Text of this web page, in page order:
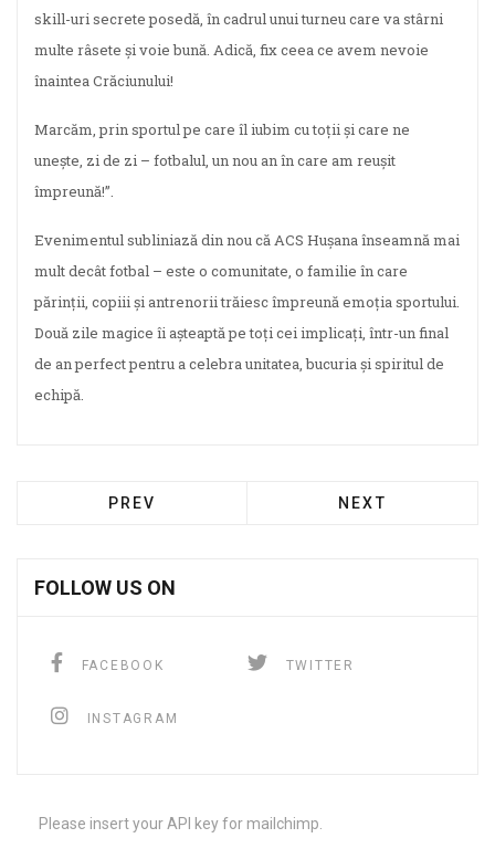
skill-uri secrete posedă, în cadrul unui turneu care va stârni
multe râsete și voie bună. Adică, fix ceea ce avem nevoie
înaintea Crăciunului!
Marcăm, prin sportul pe care îl iubim cu toții și care ne
unește, zi de zi – fotbalul, un nou an în care am reușit
împreună!”.
Evenimentul subliniază din nou că ACS Hușana înseamnă mai
mult decât fotbal – este o comunitate, o familie în care
părinții, copiii și antrenorii trăiesc împreună emoția sportului.
Două zile magice îi așteaptă pe toți cei implicați, într-un final
de an perfect pentru a celebra unitatea, bucuria și spiritul de
echipă.
PREV NEXT
FOLLOW US ON
FACEBOOK TWITTER
INSTAGRAM
Please insert your API key for mailchimp.